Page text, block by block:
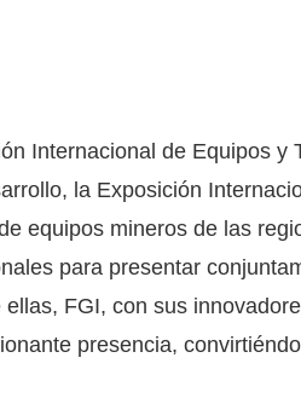
Internacional de Equipos y
la Exposición
equipos mineros de las
para presentar
FGI, con sus
presencia,